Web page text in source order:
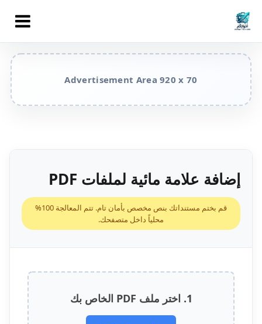
إضافة علامة مائية لملفات PDF
قم بختم مستنداتك بنص مخصص بأمان تام. تتم المعالجة 100%
محلياً داخل متصفحك.
1. اختر ملف PDF الخاص بك